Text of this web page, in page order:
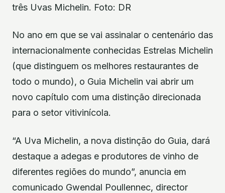
três Uvas Michelin. Foto: DR
No ano em que se vai assinalar o centenário das
internacionalmente conhecidas Estrelas Michelin
(que distinguem os melhores restaurantes de
todo o mundo), o Guia Michelin vai abrir um
novo capítulo com uma distinção direcionada
para o setor vitivinícola.
“A Uva Michelin, a nova distinção do Guia, dará
destaque a adegas e produtores de vinho de
diferentes regiões do mundo”, anuncia em
comunicado Gwendal Poullennec, director